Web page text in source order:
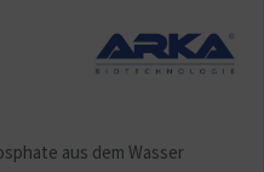
aus dem Wasser